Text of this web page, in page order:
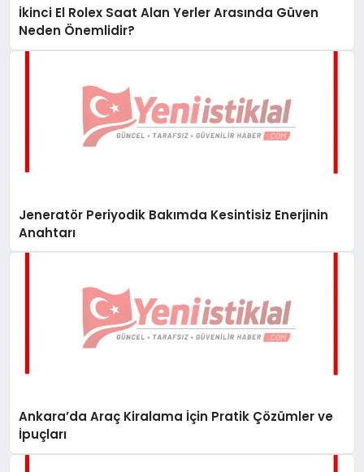
İkinci El Rolex Saat Alan Yerler Arasında Güven
Neden Önemlidir?
Jeneratör Periyodik Bakımda Kesintisiz Enerjinin
Anahtarı
Ankara’da Araç Kiralama İçin Pratik Çözümler ve
İpuçları